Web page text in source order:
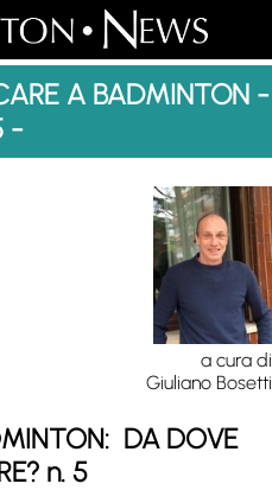
A BADMINTON -
-
a cura di
Giuliano Bosetti
DA DOVE
n. 5